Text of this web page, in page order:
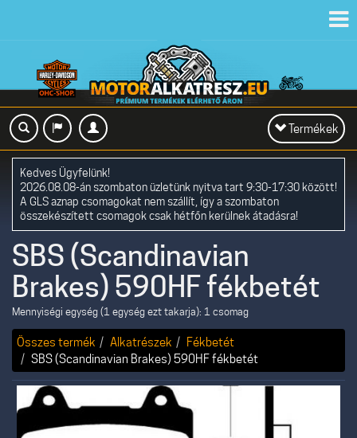
Toggle
navigation
Termékek
Kedves Ügyfelünk!
2026.08.08-án szombaton üzletünk nyitva tart 9:30-17:30 között!
A GLS aznap csomagokat nem szállít, így a szombaton
összekészített csomagok csak hétfőn kerülnek átadásra!
SBS (Scandinavian
Brakes) 590HF fékbetét
Mennyiségi egység (1 egység ezt takarja): 1 csomag
Összes termék Alkatrészek
Fékbetét
SBS (Scandinavian Brakes) 590HF fékbetét